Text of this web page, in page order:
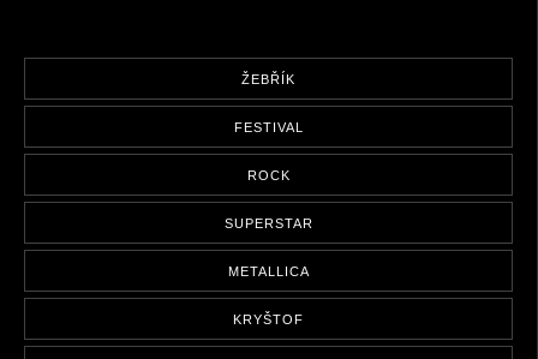
ŽEBŘÍK
FESTIVAL
ROCK
SUPERSTAR
METALLICA
KRYŠTOF